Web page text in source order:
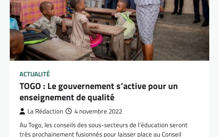
ACTUALITÉ
TOGO : Le gouvernement s’active pour un
enseignement de qualité
La Rédaction 4 novembre 2022
Au Togo, les conseils des sous-secteurs de l’éducation seront
très prochainement fusionnés pour laisser place au Conseil